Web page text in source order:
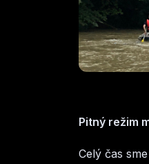
Pitný režim
Celý čas